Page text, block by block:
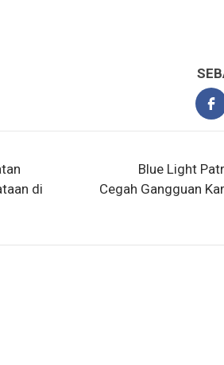
di
Blue Light
Cegah Gangguan